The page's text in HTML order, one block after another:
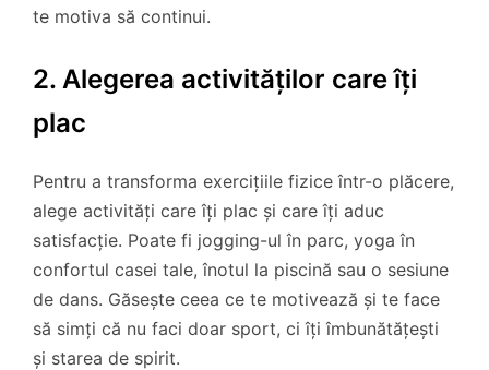
te motiva să continui.
2. Alegerea activităților care îți
plac
Pentru a transforma exercițiile fizice într-o plăcere,
alege activități care îți plac și care îți aduc
satisfacție. Poate fi jogging-ul în parc, yoga în
confortul casei tale, înotul la piscină sau o sesiune
de dans. Găsește ceea ce te motivează și te face
să simți că nu faci doar sport, ci îți îmbunătățești
și starea de spirit.